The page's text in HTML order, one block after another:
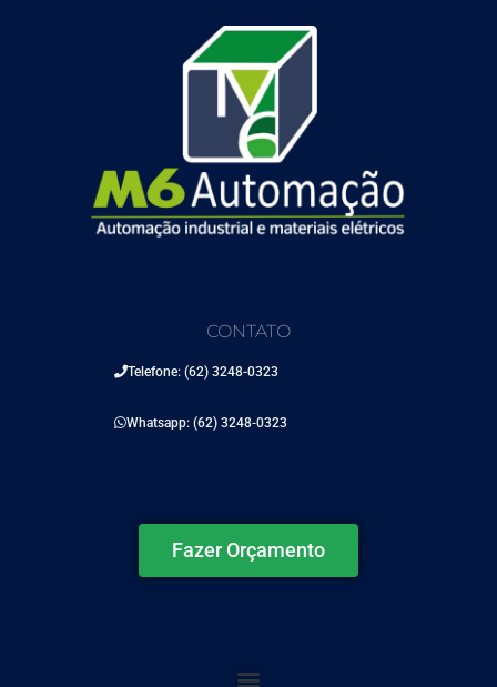
CONTATO
Telefone: (62) 3248-0323
Whatsapp: (62) 3248-0323
Fazer Orçamento